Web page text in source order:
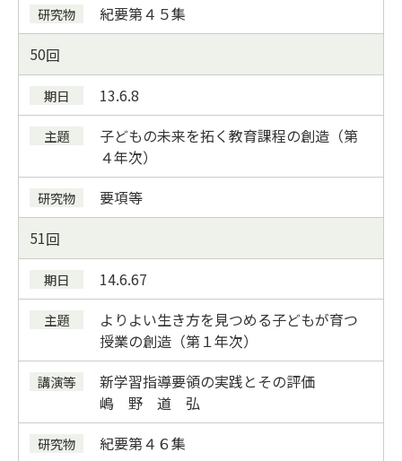
紀要第４５集
50
13.6.8
子どもの未来を拓く教育課程の創造（第
４年次）
要項等
51
14.6.67
よりよい生き方を見つめる子どもが育つ
授業の創造（第１年次）
新学習指導要領の実践とその評価
嶋 野 道 弘
紀要第４６集